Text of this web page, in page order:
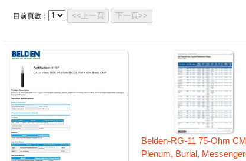
目前頁數： <<上一頁 下一頁>>
Belden-RG-11 75-Ohm
Plenum, Burial,